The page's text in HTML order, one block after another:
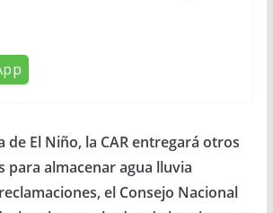
de El Niño, la CAR entregará otros
para almacenar agua lluvia
el Consejo Nacional